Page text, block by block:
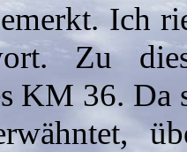
Ich
Zu
KM 36. Da